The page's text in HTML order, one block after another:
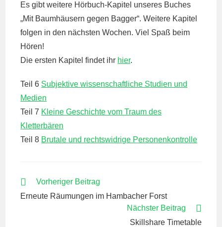
Es gibt weitere Hörbuch-Kapitel unseres Buches
„Mit Baumhäusern gegen Bagger“. Weitere Kapitel
folgen in den nächsten Wochen. Viel Spaß beim
Hören!
Die ersten Kapitel findet ihr hier.
Teil 6 Subjektive wissenschaftliche Studien und
Medien
Teil 7 Kleine Geschichte vom Traum des
Kletterbären
Teil 8 Brutale und rechtswidrige Personenkontrolle
WEITERE
ANSEHEN
Vorheriger Beitrag
Erneute Räumungen im Hambacher Forst
Nächster Beitrag
Skillshare Timetable